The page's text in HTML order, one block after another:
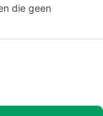
die geen